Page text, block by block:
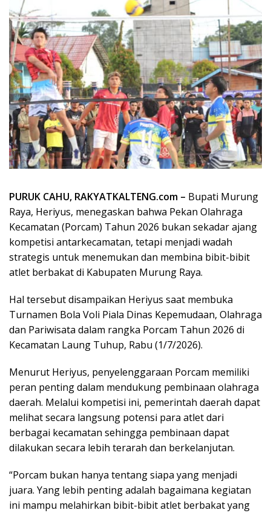
PURUK CAHU, RAKYATKALTENG.com – Bupati Murung
Raya, Heriyus, menegaskan bahwa Pekan Olahraga
Kecamatan (Porcam) Tahun 2026 bukan sekadar ajang
kompetisi antarkecamatan, tetapi menjadi wadah
strategis untuk menemukan dan membina bibit-bibit
atlet berbakat di Kabupaten Murung Raya.
Hal tersebut disampaikan Heriyus saat membuka
Turnamen Bola Voli Piala Dinas Kepemudaan, Olahraga
dan Pariwisata dalam rangka Porcam Tahun 2026 di
Kecamatan Laung Tuhup, Rabu (1/7/2026).
Menurut Heriyus, penyelenggaraan Porcam memiliki
peran penting dalam mendukung pembinaan olahraga
daerah. Melalui kompetisi ini, pemerintah daerah dapat
melihat secara langsung potensi para atlet dari
berbagai kecamatan sehingga pembinaan dapat
dilakukan secara lebih terarah dan berkelanjutan.
“Porcam bukan hanya tentang siapa yang menjadi
juara. Yang lebih penting adalah bagaimana kegiatan
ini mampu melahirkan bibit-bibit atlet berbakat yang